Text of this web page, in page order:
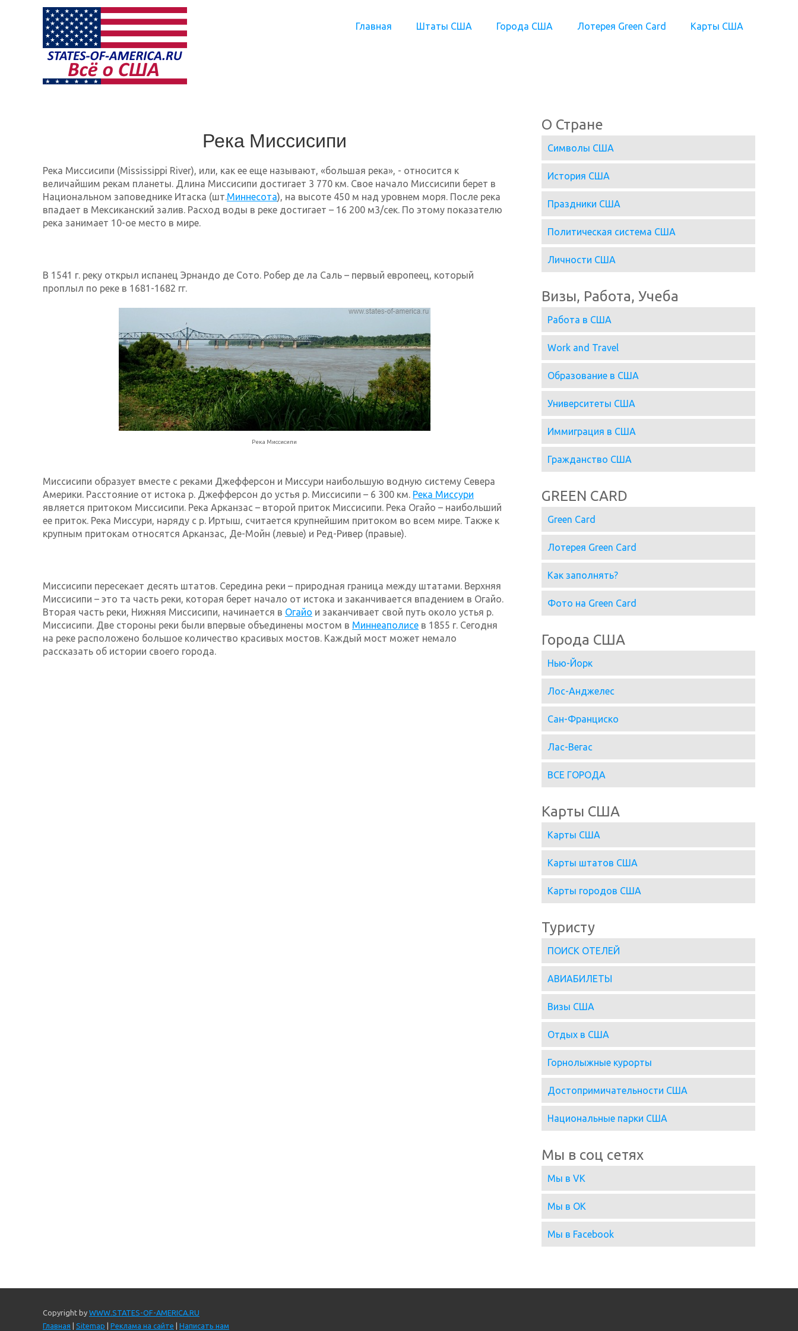
Главная Штаты США Города США Лотерея Green Card Карты США
Река Миссисипи
Река Миссисипи (Mississippi River), или, как ее еще называют, «большая река», - относится к
величайшим рекам планеты. Длина Миссисипи достигает 3 770 км. Свое начало Миссисипи берет в
Национальном заповеднике Итаска (шт.Миннесота), на высоте 450 м над уровнем моря. После река
впадает в Мексиканский залив. Расход воды в реке достигает – 16 200 м3/сек. По этому показателю
река занимает 10-ое место в мире.
В 1541 г. реку открыл испанец Эрнандо де Сото. Робер де ла Саль – первый европеец, который
проплыл по реке в 1681-1682 гг.
Река Миссисипи
Миссисипи образует вместе с реками Джефферсон и Миссури наибольшую водную систему Севера
Америки. Расстояние от истока р. Джефферсон до устья р. Миссисипи – 6 300 км. Река Миссури
является притоком Миссисипи. Река Арканзас – второй приток Миссисипи. Река Огайо – наибольший
ее приток. Река Миссури, наряду с р. Иртыш, считается крупнейшим притоком во всем мире. Также к
крупным притокам относятся Арканзас, Де-Мойн (левые) и Ред-Ривер (правые).
Миссисипи пересекает десять штатов. Середина реки – природная граница между штатами. Верхняя
Миссисипи – это та часть реки, которая берет начало от истока и заканчивается впадением в Огайо.
Вторая часть реки, Нижняя Миссисипи, начинается в Огайо и заканчивает свой путь около устья р.
Миссисипи. Две стороны реки были впервые объединены мостом в Миннеаполисе в 1855 г. Сегодня
на реке расположено большое количество красивых мостов. Каждый мост может немало
рассказать об истории своего города.
О Стране
Символы США
История США
Праздники США
Политическая система США
Личности США
Визы, Работа, Учеба
Работа в США
Work and Travel
Образование в США
Университеты США
Иммиграция в США
Гражданство США
GREEN CARD
Green Card
Лотерея Green Card
Как заполнять?
Фото на Green Card
Города США
Нью-Йорк
Лос-Анджелес
Сан-Франциско
Лас-Вегас
ВСЕ ГОРОДА
Карты США
Карты США
Карты штатов США
Карты городов США
Туристу
ПОИСК ОТЕЛЕЙ
АВИАБИЛЕТЫ
Визы США
Отдых в США
Горнолыжные курорты
Достопримичательности США
Национальные парки США
Мы в соц сетях
Мы в VK
Мы в OK
Мы в Facebook
Copyright by WWW.STATES-OF-AMERICA.RU
Главная | Sitemap | Реклама на сайте | Написать нам